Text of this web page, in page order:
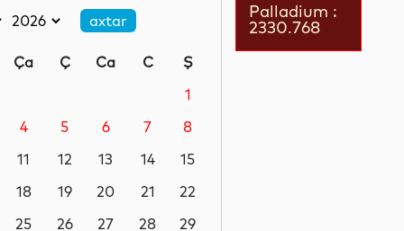
09 Avqust 14:35
Türkiyə köhnəlmiş ABŞ
09 Avqust 13:42
Ça Ç Ca C
Ş
1
4 5 6 7
8
11 12 13 14
15
18 19 20 21
22
25 26 27 28
29
Palladium :
2330.768